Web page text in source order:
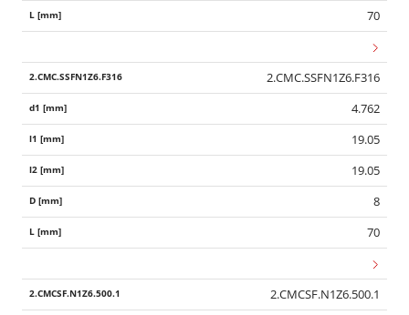
70
2.CMC.SSFN1Z6.F316
4.762
19.05
19.05
8
70
2.CMCSF.N1Z6.500.1